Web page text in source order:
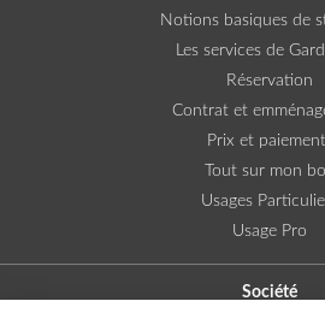
Notions basiques de
Les services de
Réservation
Contrat et
Prix et
Tout sur mon
Usages
Usage Pro
Société